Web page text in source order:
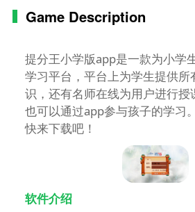
Game Description
提分王小学版app是一款为小学
学习平台，平台上为学生提供所
识，还有名师在线为用户进行授
也可以通过app参与孩子的学习
快来下载吧！
软件介绍